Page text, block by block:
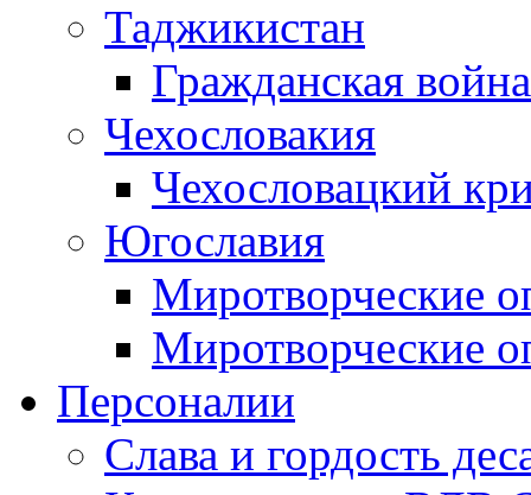
Таджикистан
Гражданская
Чехословакия
Чехословацкий
Югославия
Миротворческие
Миротворческие
Персоналии
Слава и гордость